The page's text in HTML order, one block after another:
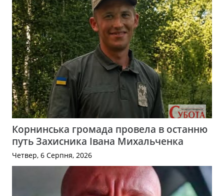
Корнинська громада провела в останню
путь Захисника Івана Михальченка
Четвер, 6 Серпня, 2026